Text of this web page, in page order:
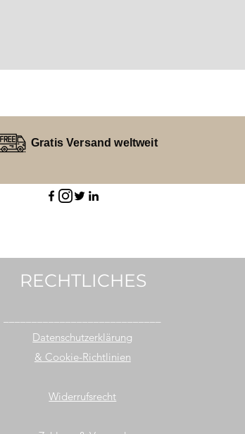
Gratis Versand weltweit
RECHTLICHES
Datenschutzerklärung
& Cookie-Richtlinien
Widerrufsrecht